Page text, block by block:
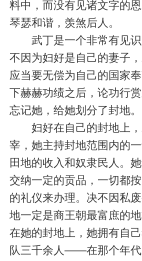
料中，而没有见诸文字的恩
琴瑟和谐，羡煞后人。
武丁是一个非常有见识
不因为妇好是自己的妻子
应当要无偿为自己的国家
下赫赫功绩之后，论功行
忘记她，给她划分了封地。
妇好在自己的封地上，
宰，她主持封地范围内的
田地的收入和奴隶民人。
交纳一定的贡品，一切都
的礼仪来办理。决不因私
地一定是商王朝最富庶的
在她的封地上，她拥有自
队三千余人——在那个年代